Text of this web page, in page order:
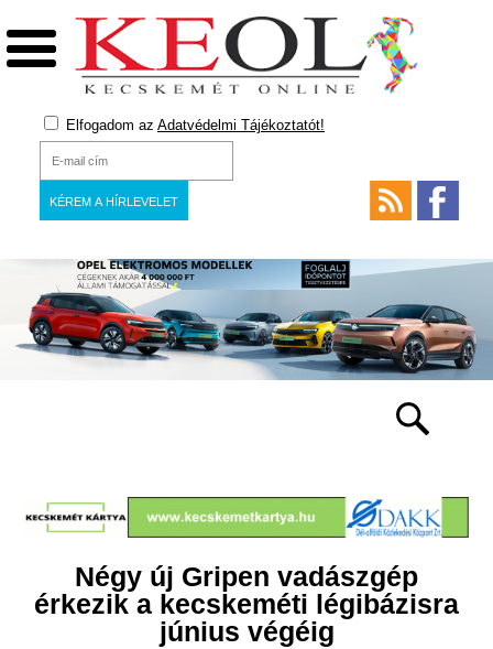
Elfogadom az Adatvédelmi Tájékoztatót!
Négy új Gripen vadászgép
érkezik a kecskeméti légibázisra
június végéig